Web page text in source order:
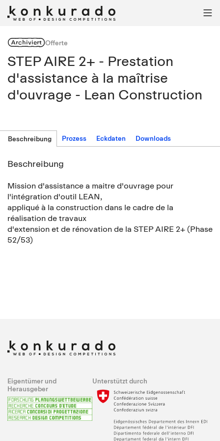

ArchiviertOfferte
STEP AIRE 2+ - Prestation
d'assistance à la maîtrise
d'ouvrage - Lean Construction
Beschreibung Prozess Eckdaten Downloads
Beschreibung
Mission d'assistance a maitre d'ouvrage pour
l'intégration d'outil LEAN,
appliqué à la construction dans le cadre de la
réalisation de travaux
d'extension et de rénovation de la STEP AIRE 2+ (Phase
52/53)
Eigentümer und
Herausgeber
Unterstützt durch